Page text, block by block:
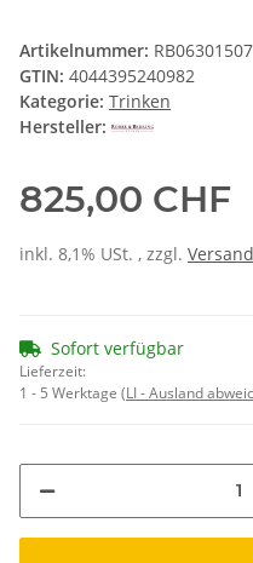
Artikelnummer: RB06301507
GTIN: 4044395240982
Kategorie: Trinken
Hersteller:
825,00 CHF
inkl. 8,1% USt. , zzgl. Versand
Sofort verfügbar
Lieferzeit:
1 - 5 Werktage (LI - Ausland